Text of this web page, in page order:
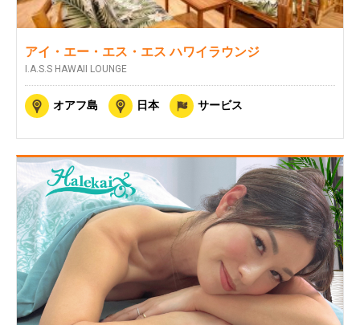
アイ・エー・エス・エス ハワイラウンジ
I.A.S.S HAWAII LOUNGE
オアフ島 日本 サービス